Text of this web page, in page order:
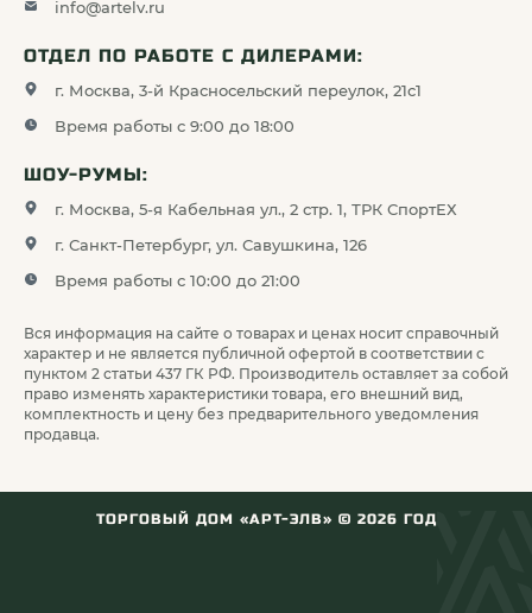
Помимо высокоэффективных аккумуляторов и
батареек, мы представляем вниманию
международным стандартам качества и
безопасности, что подтверждается наличием
соответствующих сертификатов.
С 2018 года наша команда специализируется на
поставках товаров для охоты, спорта и активного
отдыха, поэтому мы точно знаем, какие батарейки
нашем магазине вы можете купить батарейку под
info@artelv.ru
ОТДЕЛ ПО РАБОТЕ С ДИЛЕРАМИ:
г. Москва, 3-й Красносельский переулок, 21с1
Время работы с 9:00 до 18:00
ШОУ-РУМЫ:
г. Москва, 5-я Кабельная ул., 2 стр. 1, ТРК СпортЕХ
г. Санкт-Петербург, ул. Савушкина, 126
Время работы с 10:00 до 21:00
Вся информация на сайте о товарах и ценах носит справочный
характер и не является публичной офертой в соответствии с
пунктом 2 статьи 437 ГК РФ. Производитель оставляет за собой
право изменять характеристики товара, его внешний вид,
комплектность и цену без предварительного уведомления
продавца.
ТОРГОВЫЙ ДОМ «АРТ-ЭЛВ» © 2026 ГОД